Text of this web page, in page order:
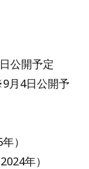
公開予定
月4日公開予
）
年）